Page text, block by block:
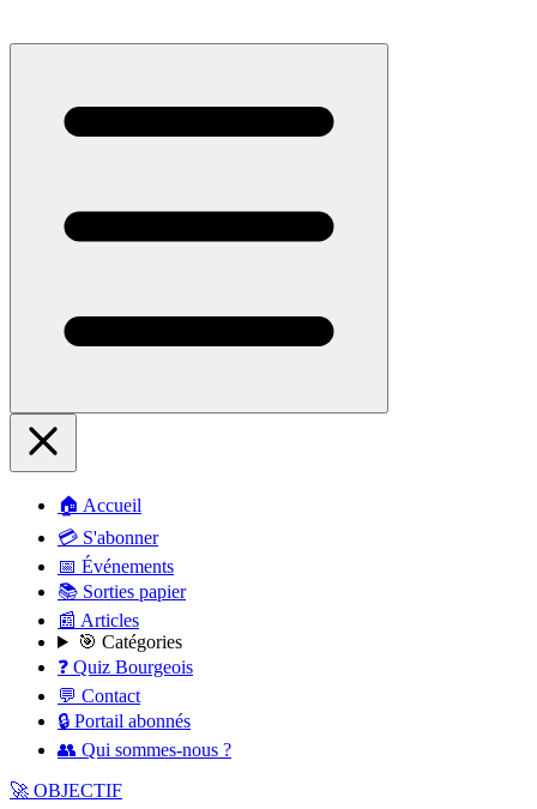
🏠 Accueil
💳 S'abonner
📅 Événements
📚 Sorties papier
📰 Articles
🎯 Catégories
❓ Quiz Bourgeois
💬 Contact
🔒 Portail abonnés
👥 Qui sommes-nous ?
🚀 OBJECTIF